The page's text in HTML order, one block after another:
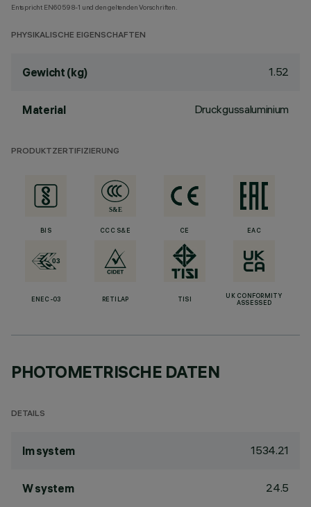
Entspricht EN60598-1 und den geltenden Vorschriften.
PHYSIKALISCHE EIGENSCHAFTEN
Gewicht (kg) 1.52
Material Druckgussaluminium
PRODUKTZERTIFIZIERUNG
BIS CCC S&E CE EAC
ENEC-03 RETILAP TISI
UK CONFORMITY
ASSESSED
PHOTOMETRISCHE DATEN
DETAILS
lm system 1534.21
W system 24.5